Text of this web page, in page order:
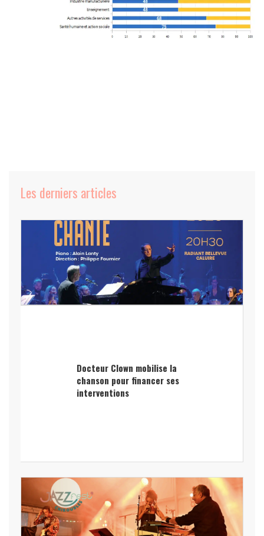
Les derniers articles
Docteur Clown mobilise la
chanson pour financer ses
interventions